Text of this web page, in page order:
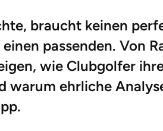
braucht keinen
passenden. Von
wie Clubgolfer
warum ehrliche